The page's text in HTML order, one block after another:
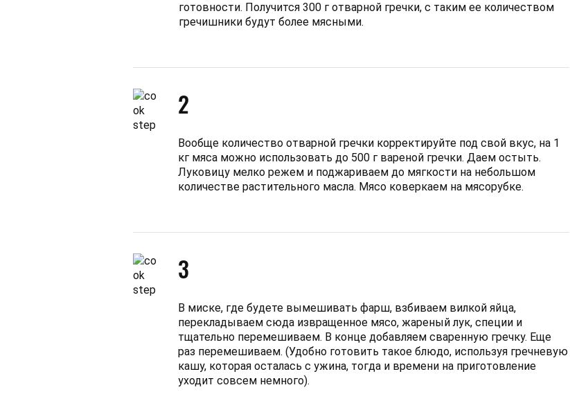
готовности. Получится 300 г отварной гречки, с таким ее количеством
гречишники будут более мясными.
2
Вообще количество отварной гречки корректируйте под свой вкус, на 1
кг мяса можно использовать до 500 г вареной гречки. Даем остыть.
Луковицу мелко режем и поджариваем до мягкости на небольшом
количестве растительного масла. Мясо коверкаем на мясорубке.
3
В миске, где будете вымешивать фарш, взбиваем вилкой яйца,
перекладываем сюда извращенное мясо, жареный лук, специи и
тщательно перемешиваем. В конце добавляем сваренную гречку. Еще
раз перемешиваем. (Удобно готовить такое блюдо, используя гречневую
кашу, которая осталась с ужина, тогда и времени на приготовление
уходит совсем немного).